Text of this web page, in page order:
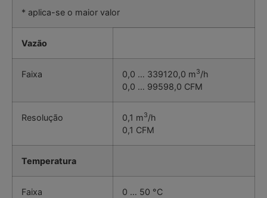
* aplica-se o maior valor
Vazão
Faixa 0,0 … 339120,0 m3/h
0,0 … 99598,0 CFM
Resolução 0,1 m3/h
0,1 CFM
Temperatura
Faixa
0 … 50 °C